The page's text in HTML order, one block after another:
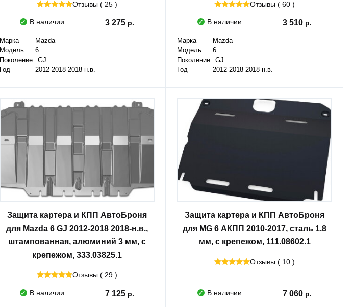
Отзывы ( 25 )
В наличии 3 275
Марка
Mazda
Модель
6
Поколение
GJ
Год
2012-2018 2018-н.в.
Отзывы ( 60 )
В наличии 3 510
Марка
Mazda
Модель
6
Поколение
GJ
Год
2012-2018 2018-н.в.
Защита картера и КПП АвтоБроня
для Mazda 6 GJ 2012-2018 2018-н.в.,
штампованная, алюминий 3 мм, с
крепежом, 333.03825.1
Отзывы ( 29 )
В наличии 7 125
Защита картера и КПП АвтоБроня
для MG 6 АКПП 2010-2017, сталь 1.8
мм, с крепежом, 111.08602.1
Отзывы ( 10 )
В наличии 7 060